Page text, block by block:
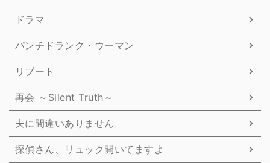
ドラマ
パンチドランク・ウーマン
リブート
再会 ～Silent Truth～
夫に間違いありません
探偵さん、リュック開いてますよ